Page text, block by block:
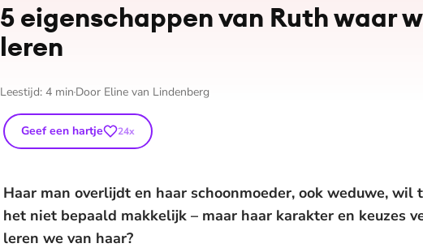
5 ei­gen­schap­pen van Ruth waar
leren
Leestijd: 4 min Door Eline van Lindenberg
Geef een hartje 24x
Haar man overlijdt en haar schoonmoeder, ook weduwe,
het niet bepaald makkelijk – maar haar karakter en keuzes
leren we van haar?